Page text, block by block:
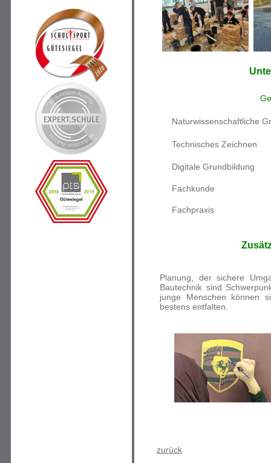
Naturwissenschaftliche
Technisches Zeichnen
Digitale Grundbildung
Fachkunde
Fachpraxis
Planung, der sichere
Bautechnik sind
junge Menschen können
bestens entfalten.
zurück